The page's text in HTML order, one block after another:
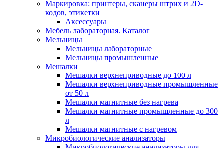
Маркировка: принтеры, сканеры штрих и 2D-
кодов, этикетки
Аксессуары
Мебель лабораторная. Каталог
Мельницы
Мельницы лабораторные
Мельницы промышленные
Мешалки
Мешалки верхнеприводные до 100 л
Мешалки верхнеприводные промышленные
от 50 л
Мешалки магнитные без нагрева
Мешалки магнитные промышленные до 300
л
Мешалки магнитные с нагревом
Микробиологические анализаторы